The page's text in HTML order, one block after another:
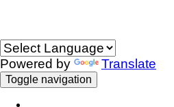
Powered by Translate
Toggle navigation